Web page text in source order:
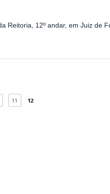
Reitoria, 12º andar, em Juiz de
11 12